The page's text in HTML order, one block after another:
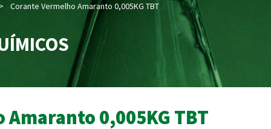
Corante Vermelho Amaranto 0,005KG TBT
0,005KG TBT